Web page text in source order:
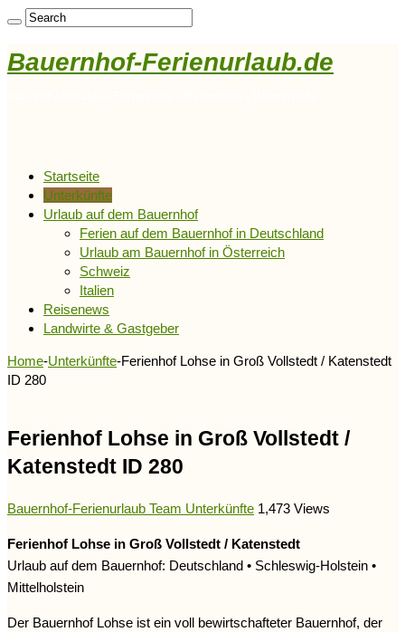
Bauernhof-Ferienurlaub.de
Startseite
Unterkünfte
Urlaub auf dem Bauernhof
Ferien auf dem Bauernhof in Deutschland
Urlaub am Bauernhof in Österreich
Schweiz
Italien
Reisenews
Landwirte & Gastgeber
Home-Unterkünfte-Ferienhof Lohse in Groß Vollstedt / Katenstedt
ID 280
Ferienhof Lohse in Groß Vollstedt /
Katenstedt ID 280
Bauernhof-Ferienurlaub Team Unterkünfte 1,473 Views
Ferienhof Lohse in Groß Vollstedt / Katenstedt
Urlaub auf dem Bauernhof: Deutschland • Schleswig-Holstein •
Mittelholstein
Der Bauernhof Lohse ist ein voll bewirtschafteter Bauernhof, der